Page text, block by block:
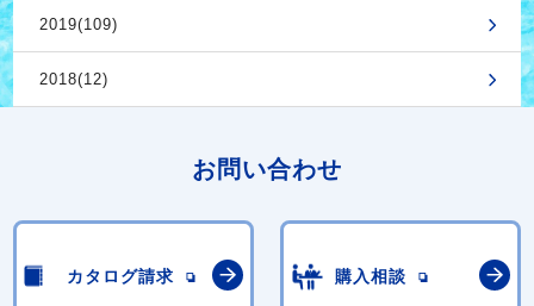
2019(109)
2018(12)
お問い合わせ
カタログ請求 購入相談